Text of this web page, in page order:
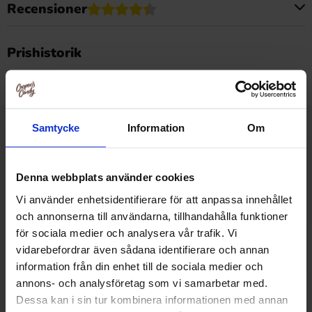
Samtycke Information Om
Denna webbplats använder cookies
Vi använder enhetsidentifierare för att anpassa innehållet
och annonserna till användarna, tillhandahålla funktioner
för sociala medier och analysera vår trafik. Vi
vidarebefordrar även sådana identifierare och annan
information från din enhet till de sociala medier och
annons- och analysföretag som vi samarbetar med.
Dessa kan i sin tur kombinera informationen med annan
Recensioner
Prishistorik
Lägsta pris senaste 30 dagarna är 37.76 kr (2026-08-07)
Relaterade produkter
-25% -63%